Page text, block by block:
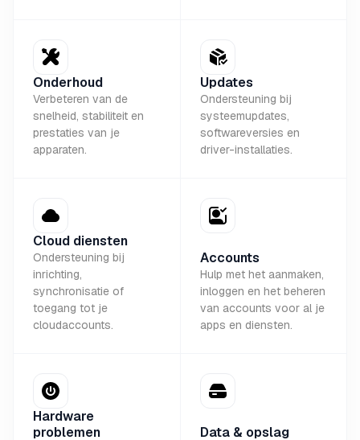
Onderhoud
Verbeteren van de
snelheid, stabiliteit en
prestaties van je
apparaten.
Updates
Ondersteuning bij
systeemupdates,
softwareversies en
driver-installaties.
Cloud diensten
Ondersteuning bij
inrichting,
synchronisatie of
toegang tot je
cloudaccounts.
Accounts
Hulp met het aanmaken,
inloggen en het beheren
van accounts voor al je
apps en diensten.
Hardware
problemen
Data & opslag